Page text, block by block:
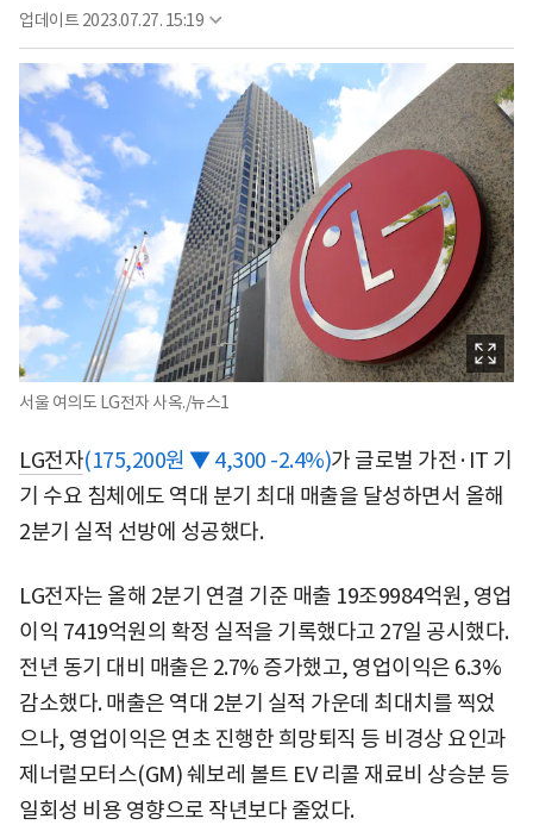
업데이트 2023.07.27. 15:19
서울 여의도 LG전자 사옥./뉴스1
LG전자(175,200원 ▼ 4,300 -2.4%)가 글로벌 가전·IT 기
기 수요 침체에도 역대 분기 최대 매출을 달성하면서 올해
2분기 실적 선방에 성공했다.
LG전자는 올해 2분기 연결 기준 매출 19조9984억원, 영업
이익 7419억원의 확정 실적을 기록했다고 27일 공시했다.
전년 동기 대비 매출은 2.7% 증가했고, 영업이익은 6.3%
감소했다. 매출은 역대 2분기 실적 가운데 최대치를 찍었
으나, 영업이익은 연초 진행한 희망퇴직 등 비경상 요인과
제너럴모터스(GM) 쉐보레 볼트 EV 리콜 재료비 상승분 등
일회성 비용 영향으로 작년보다 줄었다.